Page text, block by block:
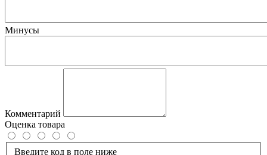
Минусы
Комментарий
Оценка товара
Введите код в поле ниже